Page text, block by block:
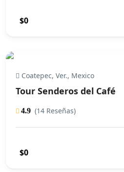
$0
Coatepec, Ver., Mexico
Tour Senderos del Café
4.9 (14 Reseñas)
$0